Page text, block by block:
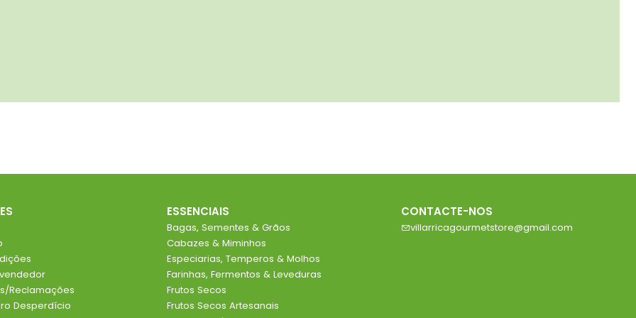
Reclamações
Desperdício
ESSENCIAIS
Bagas, Sementes & Grãos
Cabazes & Miminhos
Especiarias, Temperos & Molhos
Farinhas, Fermentos & Leveduras
Frutos Secos
Frutos Secos Artesanais
CONTACTE-NOS
villarricagourmetstore@gmail.com